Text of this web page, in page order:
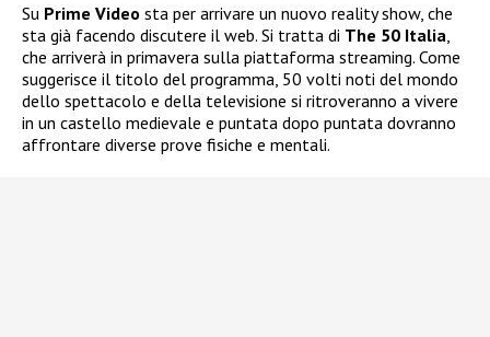
Su Prime Video sta per arrivare un nuovo reality show, che
sta già facendo discutere il web. Si tratta di The 50 Italia
che arriverà in primavera sulla piattaforma streaming. Come
suggerisce il titolo del programma, 50 volti noti del mondo
dello spettacolo e della televisione si ritroveranno a vivere
in un castello medievale e puntata dopo puntata dovranno
affrontare diverse prove fisiche e mentali.